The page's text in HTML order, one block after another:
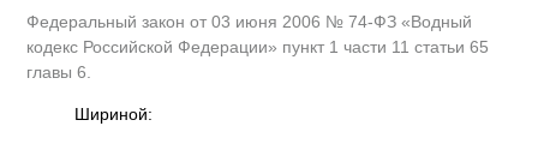
Федеральный закон от 03 июня 2006 № 74-ФЗ «Водный
кодекс Российской Федерации» пункт 1 части 11 статьи 65
главы 6.
Шириной: